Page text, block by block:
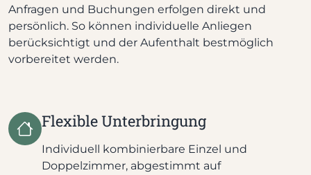
Anfragen und Buchungen erfolgen direkt und
persönlich. So können individuelle Anliegen
berücksichtigt und der Aufenthalt bestmöglich
vorbereitet werden.
Flexible Unterbringung
Individuell kombinierbare Einzel und
Doppelzimmer, abgestimmt auf